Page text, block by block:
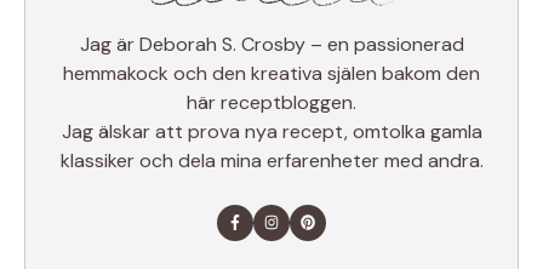
Jag är Deborah S. Crosby – en passionerad
hemmakock och den kreativa själen bakom den
här receptbloggen.
Jag älskar att prova nya recept, omtolka gamla
klassiker och dela mina erfarenheter med andra.